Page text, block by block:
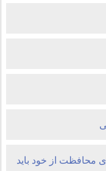
محافظت از خود باید